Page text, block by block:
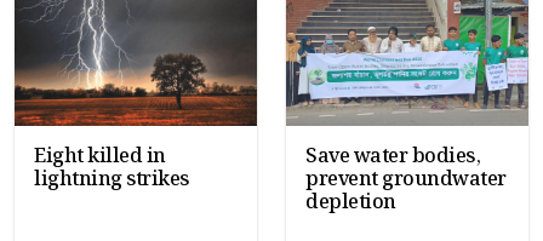
Eight killed in
lightning strikes
Save water bodies,
prevent groundwater
depletion